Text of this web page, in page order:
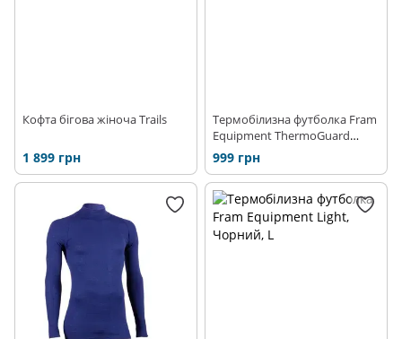
Кофта бігова жіноча Trails
1 899 грн
Термобілизна футболка Fram
Equipment ThermoGuard
Prolen
999 грн